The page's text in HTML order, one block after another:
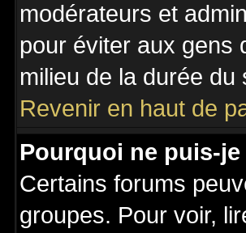
modérateurs et
pour éviter aux gens
milieu de la durée du
Revenir en haut de
Pourquoi ne puis-
Certains forums
groupes. Pour voir,